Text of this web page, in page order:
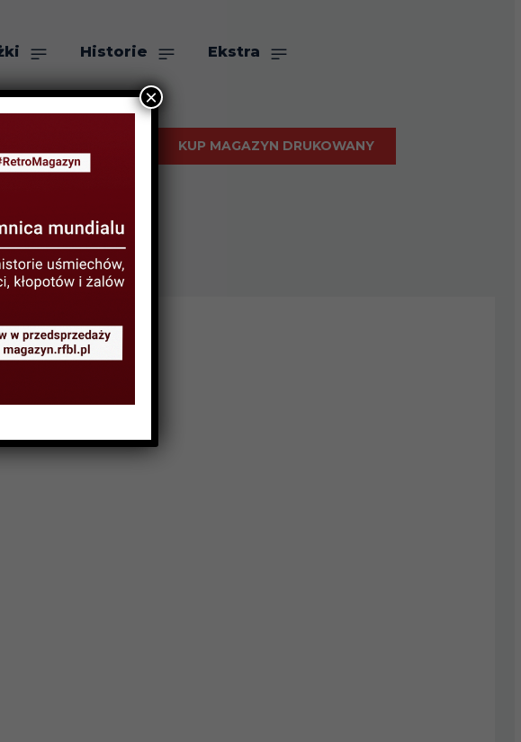
Historie Ekstra
KUP MAGAZYN DRUKOWANY
×